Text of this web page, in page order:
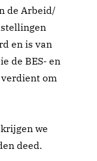
de Arbeid/
en is van
de BES- en
om
we
deed.